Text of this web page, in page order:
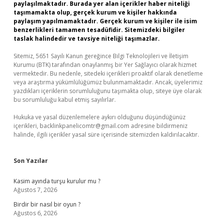
paylaşılmaktadır. Burada yer alan içerikler haber niteliği
taşımamakta olup, gerçek kurum ve kişiler hakkında
paylaşım yapılmamaktadır. Gerçek kurum ve kişiler ile isim
benzerlikleri tamamen tesadüfidir. Sitemizdeki bilgiler
taslak halindedir ve tavsiye niteliği taşımazlar.
Sitemiz, 5651 Sayılı Kanun gereğince Bilgi Teknolojileri ve İletişim
Kurumu (BTK) tarafından onaylanmış bir Yer Sağlayıcı olarak hizmet
vermektedir. Bu nedenle, sitedeki içerikleri proaktif olarak denetleme
veya araştırma yükümlülüğümüz bulunmamaktadır. Ancak, üyelerimiz
yazdıkları içeriklerin sorumluluğunu taşımakta olup, siteye üye olarak
bu sorumluluğu kabul etmiş sayılırlar.
Hukuka ve yasal düzenlemelere aykırı olduğunu düşündüğünüz
içerikleri, backlinkpanelicomtr@gmail.com adresine bildirmeniz
halinde, ilgili içerikler yasal süre içerisinde sitemizden kaldırılacaktır.
Son Yazılar
Kasim ayında turşu kurulur mu ?
Ağustos 7, 2026
Birdir bir nasıl bir oyun ?
Ağustos 6, 2026